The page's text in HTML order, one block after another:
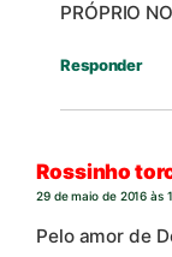
PRÓPRIO
Responder
Rossinho
29 de maio de 2016 às
Pelo amor de